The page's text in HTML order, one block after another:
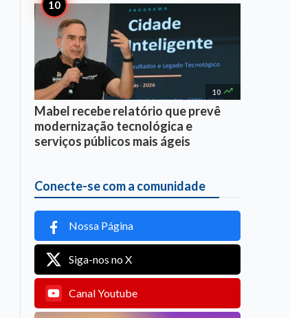
10 
Mabel recebe relatório que prevê
modernização tecnológica e
serviços públicos mais ágeis
Conecte-se com a comunidade
Nossa Página
Siga-nos no X
Canal Youtube